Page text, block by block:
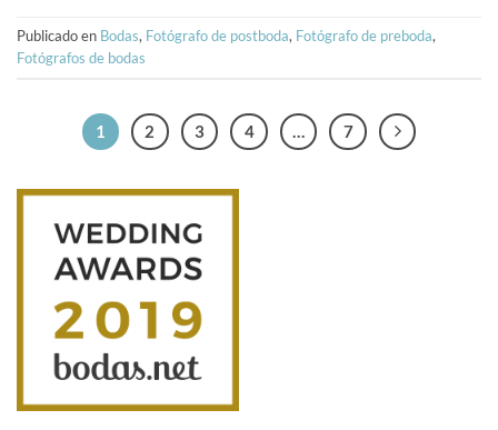
Publicado en Bodas, Fotógrafo de postboda, Fotógrafo de preboda,
Fotógrafos de bodas
1 2 3 4 7